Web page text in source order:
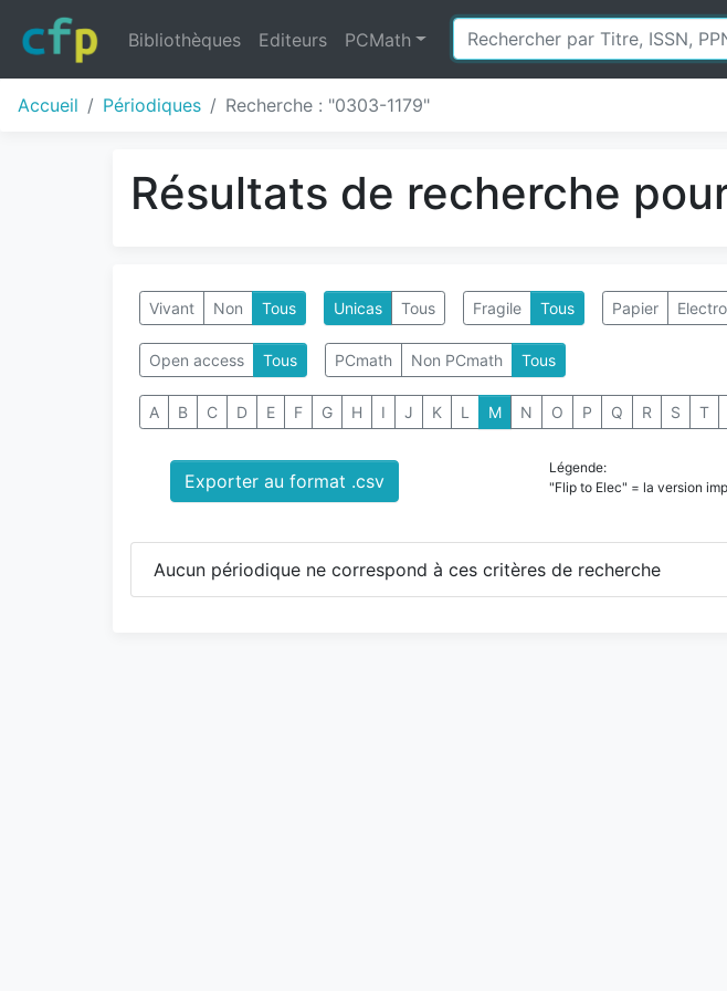
Bibliothèques Editeurs PCMath
Accueil Périodiques Recherche : "0303-1179"
Résultats de recherche
Vivant Non Tous Unicas Tous Fragile Tous Papier
Open access Tous PCmath Non PCmath Tous
A B C D E F G H I J K L M N O P Q R S T
Exporter au format .csv
Légende:
"Flip to Elec" = la version
Aucun périodique ne correspond à ces critères de recherche